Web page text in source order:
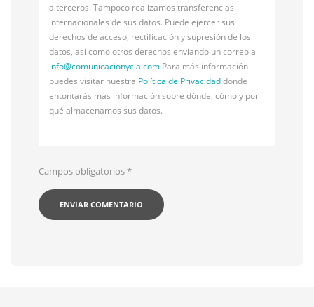
a terceros. Tampoco realizamos transferencias
internacionales de sus datos. Puede ejercer sus
derechos de acceso, rectificación y supresión de los
datos, así como otros derechos enviando un correo a
info@comunicacionycia.com Para más información
puedes visitar nuestra Política de Privacidaddonde
entontarás más información sobre dónde, cómo y por
qué almacenamos sus datos.
Campos obligatorios*